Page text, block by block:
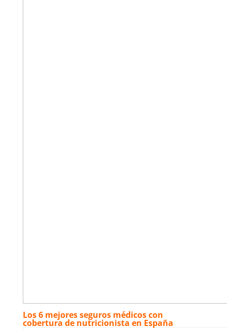
Los 6 mejores seguros médicos con
cobertura de nutricionista en España